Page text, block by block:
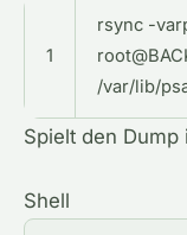
1
rsync -
/var/lib/
Spielt den Dump
Shell